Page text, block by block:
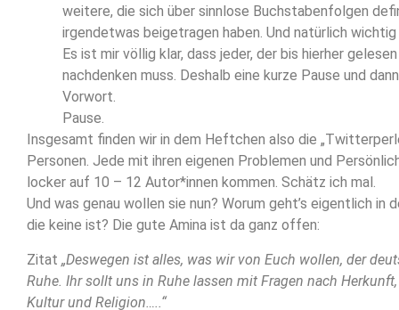
weitere, die sich über sinnlose Buchstabenfolgen
irgendetwas beigetragen haben. Und natürlich wichtig
Es ist mir völlig klar, dass jeder, der bis hierher
nachdenken muss. Deshalb eine kurze Pause und
Vorwort.
Pause.
Insgesamt finden wir in dem Heftchen also die
Personen. Jede mit ihren eigenen Problemen und
locker auf 10 – 12 Autor*innen kommen. Schätz ich mal.
Und was genau wollen sie nun? Worum geht’s eigentlich in
die keine ist? Die gute Amina ist da ganz offen:
Zitat „Deswegen ist alles, was wir von Euch wollen, der
Ruhe. Ihr sollt uns in Ruhe lassen mit Fragen nach
Kultur und Religion…..“